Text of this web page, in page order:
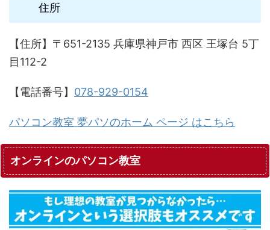
住所
【住所】〒651-2135 兵庫県神戸市 西区 王塚台 5丁
目112-2
【電話番号】 078-929-0154
パソコン教室 夢パソのホーム ページ はこちら
オンラインのパソコン教室